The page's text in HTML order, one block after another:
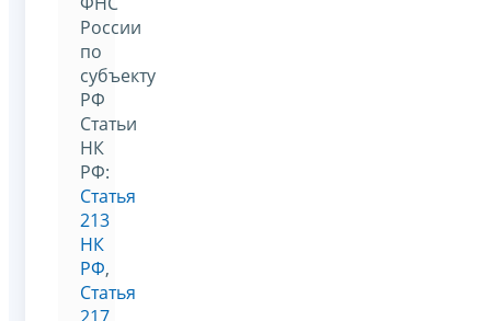
России
по
субъекту
РФ
Статьи
НК
РФ:
Статья
213
НК
РФ,
Статья
217